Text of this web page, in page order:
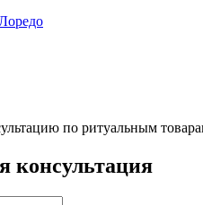
по ритуальным
консультация